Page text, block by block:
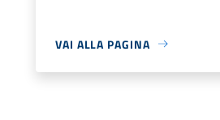
VAI ALLA PAGINA